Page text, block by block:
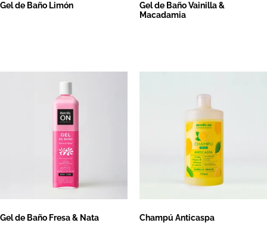
Gel de Baño Limón
Gel de Baño Vainilla &
Macadamia
Gel de Baño Fresa & Nata Champú Anticaspa